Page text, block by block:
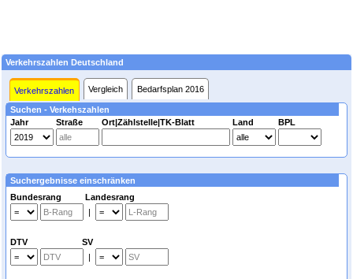
Verkehrszahlen Deutschland
Verkehrszahlen Vergleich Bedarfsplan 2016
Suchen - Verkehszahlen
Jahr
Straße Ort|Zählstelle|TK-Blatt Land BPL
Suchergebnisse einschränken
Bundesrang Landesrang
|
DTV SV
|